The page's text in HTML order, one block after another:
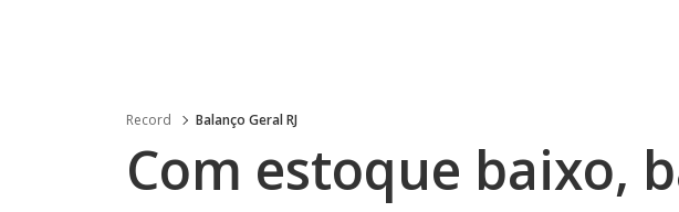
Record Balanço Geral RJ
Com estoque baixo,